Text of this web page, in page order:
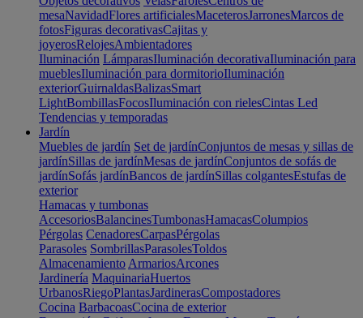
mesaNavidadFlores artificialesMaceterosJarronesMarcos de
fotosFiguras decorativasCajitas y
joyerosRelojesAmbientadores
Iluminación LámparasIluminación decorativaIluminación para
mueblesIluminación para dormitorioIluminación
exteriorGuirnaldasBalizasSmart
LightBombillasFocosIluminación con rielesCintas Led
Tendencias y temporadas
Jardín
Muebles de jardín Set de jardínConjuntos de mesas y sillas de
jardínSillas de jardínMesas de jardínConjuntos de sofás de
jardínSofás jardínBancos de jardínSillas colgantesEstufas de
exterior
Hamacas y tumbonas
AccesoriosBalancinesTumbonasHamacasColumpios
Pérgolas CenadoresCarpasPérgolas
Parasoles SombrillasParasolesToldos
Almacenamiento ArmariosArcones
Jardinería MaquinariaHuertos
UrbanosRiegoPlantasJardinerasCompostadores
Cocina BarbacoasCocina de exterior